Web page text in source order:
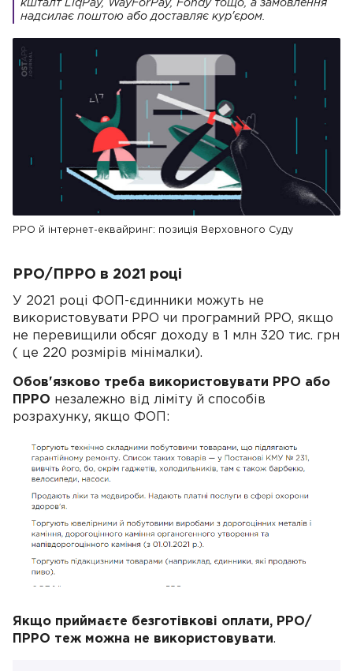
кшталт LiqPay, WayForPay, Fondy тощо, а замовлення
надсилає поштою або доставляє кур'єром.
РРО й інтернет-еквайринг: позиція Верховного Суду
РРО/ПРРО в 2021 році
У 2021 році ФОП-єдинники можуть не
використовувати РРО чи програмний РРО, якщо
не перевищили обсяг доходу в 1 млн 320 тис. грн
( це 220 розмірів мінімалки).
Обов'язково треба використовувати РРО або
ПРРО незалежно від ліміту й способів
розрахунку, якщо ФОП:
Якщо приймаєте безготівкові оплати, РРО/
ПРРО теж можна не використовувати.